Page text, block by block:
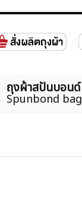
ถุงผ้าสปันบอนด์
Spunbond bag